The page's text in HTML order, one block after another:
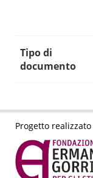
Tipo di
documento
Progetto realizzato